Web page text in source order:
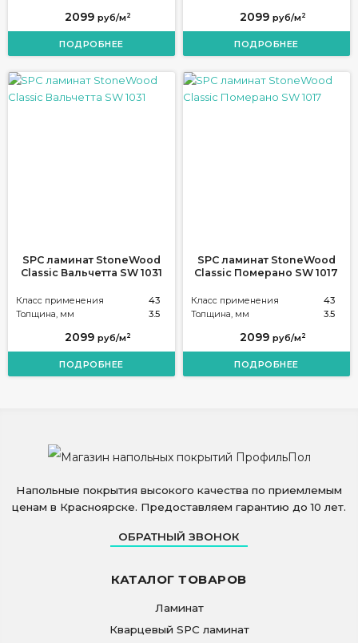
2099 руб/м 2
ПОДРОБНЕЕ
2099 руб/м 2
ПОДРОБНЕЕ
SPC ламинат StoneWood
Classic Вальчетта SW 1031
Класс применения
43
Толщина, мм
3.5
2099 руб/м 2
ПОДРОБНЕЕ
SPC ламинат StoneWood
Classic Померано SW 1017
Класс применения
43
Толщина, мм
3.5
2099 руб/м 2
ПОДРОБНЕЕ
Напольные покрытия высокого качества по приемлемым
ценам в Красноярске. Предоставляем гарантию до 10 лет.
ОБРАТНЫЙ ЗВОНОК
КАТАЛОГ ТОВАРОВ
Ламинат
Кварцевый SPC ламинат